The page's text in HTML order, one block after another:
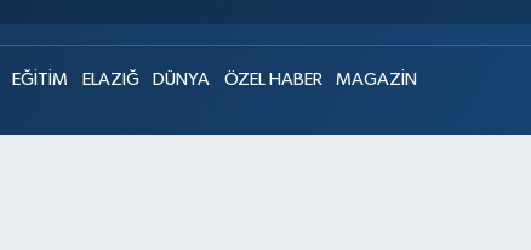
EĞİTİM ELAZIĞ DÜNYA ÖZEL HABER MAGAZİN